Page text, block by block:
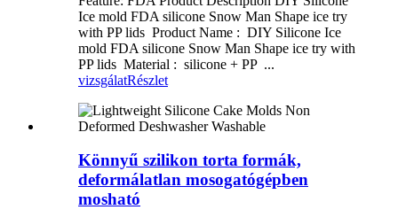
Ice mold FDA silicone Snow Man Shape ice try
with PP lids Product Name : DIY Silicone Ice
mold FDA silicone Snow Man Shape ice try with
PP lids Material : silicone + PP ...
vizsgálatRészlet
Könnyű szilikon torta formák,
deformálatlan mosogatógépben
mosható